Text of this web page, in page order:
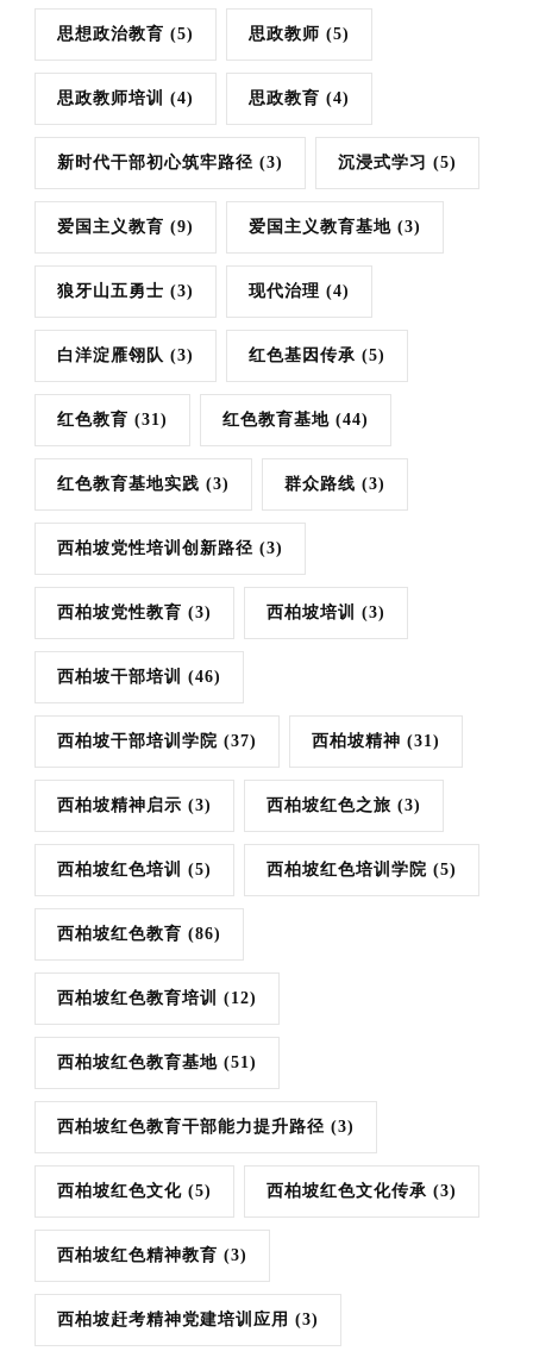
思想政治教育 (5) 思政教师 (5)
思政教师培训 (4) 思政教育 (4)
新时代干部初心筑牢路径 (3) 沉浸式学习 (5)
爱国主义教育 (9) 爱国主义教育基地 (3)
狼牙山五勇士 (3) 现代治理 (4)
白洋淀雁翎队 (3) 红色基因传承 (5)
红色教育 (31) 红色教育基地 (44)
红色教育基地实践 (3) 群众路线 (3)
西柏坡党性培训创新路径 (3)
西柏坡党性教育 (3) 西柏坡培训 (3)
西柏坡干部培训 (46)
西柏坡干部培训学院 (37) 西柏坡精神 (31)
西柏坡精神启示 (3) 西柏坡红色之旅 (3)
西柏坡红色培训 (5) 西柏坡红色培训学院 (5)
西柏坡红色教育 (86)
西柏坡红色教育培训 (12)
西柏坡红色教育基地 (51)
西柏坡红色教育干部能力提升路径 (3)
西柏坡红色文化 (5) 西柏坡红色文化传承 (3)
西柏坡红色精神教育 (3)
西柏坡赶考精神党建培训应用 (3)